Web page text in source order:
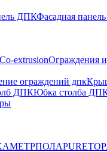
ДПКФасадная
extrusionОграждения
ограждений дпк
ДПКЮбка столба
МЕТРПОЛАPURETOP